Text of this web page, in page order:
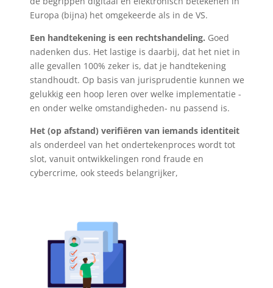
Europa (bijna) het omgekeerde als in de VS.
Een handtekening is een rechtshandeling. Goed
nadenken dus. Het lastige is daarbij, dat het niet in
alle gevallen 100% zeker is, dat je handtekening
standhoudt. Op basis van jurisprudentie kunnen we
gelukkig een hoop leren over welke implementatie -
en onder welke omstandigheden- nu passend is.
Het (op afstand) verifiëren van iemands identiteit
als onderdeel van het ondertekenproces wordt tot
slot, vanuit ontwikkelingen rond fraude en
cybercrime, ook steeds belangrijker,